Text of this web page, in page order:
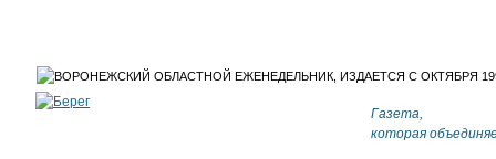
Газета,
которая